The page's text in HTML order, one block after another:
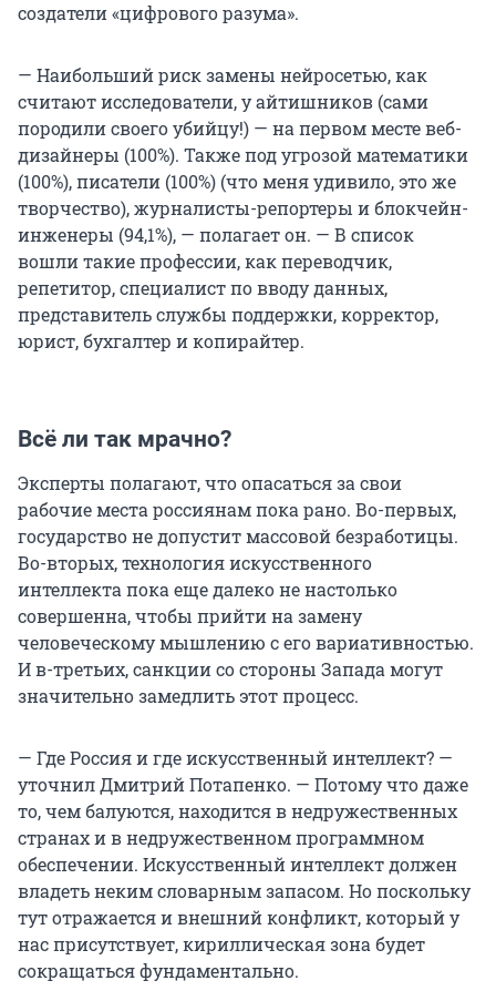
создатели «цифрового разума».
— Наибольший риск замены нейросетью, как
считают исследователи, у айтишников (сами
породили своего убийцу!) — на первом месте веб-
дизайнеры (100%). Также под угрозой математики
(100%), писатели (100%) (что меня удивило, это же
творчество), журналисты-репортеры и блокчейн-
инженеры (94,1%), — полагает он. — В список
вошли такие профессии, как переводчик,
репетитор, специалист по вводу данных,
представитель службы поддержки, корректор,
юрист, бухгалтер и копирайтер.
Всё ли так мрачно?
Эксперты полагают, что опасаться за свои
рабочие места россиянам пока рано. Во-первых,
государство не допустит массовой безработицы.
Во-вторых, технология искусственного
интеллекта пока еще далеко не настолько
совершенна, чтобы прийти на замену
человеческому мышлению с его вариативностью.
И в-третьих, санкции со стороны Запада могут
значительно замедлить этот процесс.
— Где Россия и где искусственный интеллект? —
уточнил Дмитрий Потапенко. — Потому что даже
то, чем балуются, находится в недружественных
странах и в недружественном программном
обеспечении. Искусственный интеллект должен
владеть неким словарным запасом. Но поскольку
тут отражается и внешний конфликт, который у
нас присутствует, кириллическая зона будет
сокращаться фундаментально.